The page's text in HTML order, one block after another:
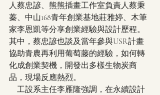
人蔡忠諺、熊熊插畫工作室負責人蔡秉
蓁、中山168青年創業基地莊雅婷、木筆
家李恩凱等分享創業經驗與設計歷程。
其中，蔡忠諺也談及當年參與USR計畫
協助青農再利用葡萄藤的經驗，如何轉
化成創業契機，開發出多樣生物炭商
品，現場反應熱烈。
工設系主任李雁隆強調，在永續設計